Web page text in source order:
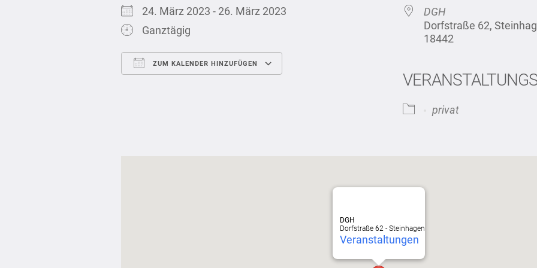
24. März 2023 - 26. März 2023
Ganztägig
ZUM KALENDER HINZUFÜGEN
iCalendar
DGH
Dorfstraße 62,
18442
privat
DGH
Dorfstraße 62 - Steinhagen
Veranstaltungen